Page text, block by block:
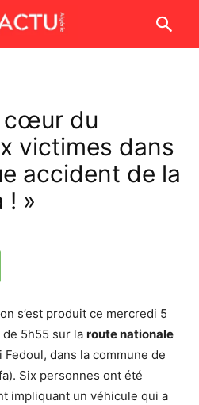
cœur du
victimes dans
accident de la
! »
s’est produit ce mercredi 5
5h55 sur la route nationale
dans la commune de
Six personnes ont été
impliquant un véhicule qui a